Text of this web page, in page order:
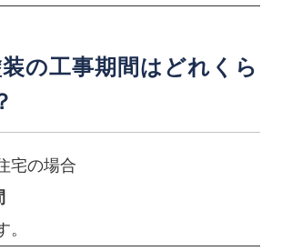
の工事期間はどれくら
宅の場合